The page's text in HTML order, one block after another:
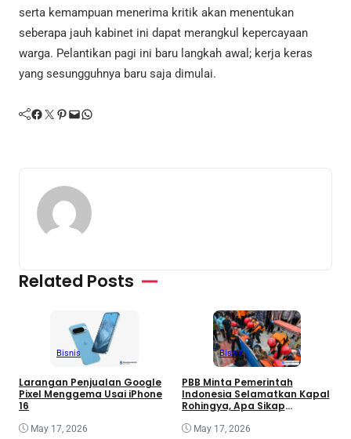
serta kemampuan menerima kritik akan menentukan
seberapa jauh kabinet ini dapat merangkul kepercayaan
warga. Pelantikan pagi ini baru langkah awal; kerja keras
yang sesungguhnya baru saja dimulai.
Facebook Twitter Pinterest Mail WhatsApp
Related Posts
Bisnis
Larangan Penjualan Google
Pixel Menggema Usai iPhone
16
May 17, 2026
Bisnis
PBB Minta Pemerintah
Indonesia Selamatkan Kapal
Rohingya, Apa Sikap
May 17, 2026